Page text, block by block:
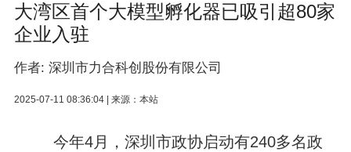
大湾区首个大模型孵化器已吸引超80家
企业入驻
作者: 深圳市力合科创股份有限公司
2025-07-11 08:36:04 | 来源：本站
今年4月，深圳市政协启动有240多名政